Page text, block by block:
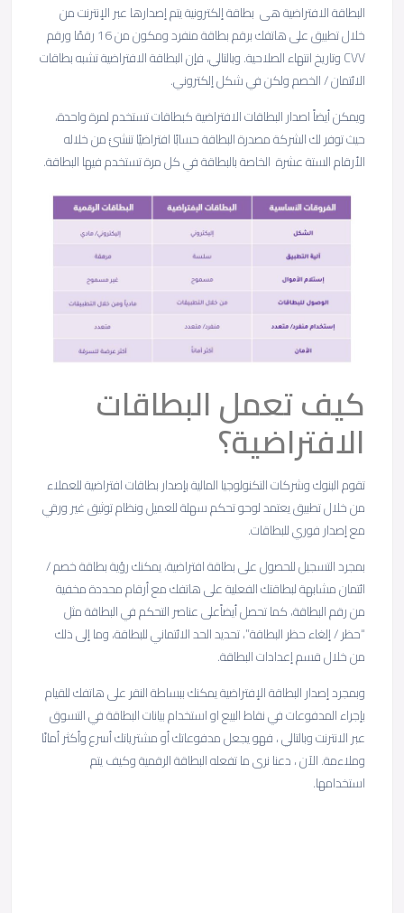
البطاقة الافتراضية هى بطاقة إلكترونية يتم إصدارها عبر الإنترنت من
خلال تطبيق على هاتفك برقم بطاقة منفرد ومكون من 16 رقمًا ورقم
CVV وتاريخ انتهاء الصلاحية. وبالتالي، فإن البطاقة الافتراضية تشبه بطاقات
الائتمان / الخصم ولكن في شكل إلكتروني.
ويمكن أيضاً اصدار البطاقات الافتراضية كبطاقات تستخدم لمرة واحدة،
حيث توفر لك الشركة مصدرة البطاقة حسابًا افتراضيًا تنشئ من خلاله
الأرقام الستة عشرة الخاصة بالبطاقة في كل مرة تستخدم فيها البطاقة.
كيف تعمل البطاقات
الافتراضية؟
تقوم البنوك وشركات التكنولوجيا المالية بإصدار بطاقات افتراضية للعملاء
من خلال تطبيق يعتمد لوحو تحكم سهلة للعميل ونظام توثيق غير ورقي
مع إصدار فوري للبطاقات.
بمجرد التسجيل للحصول على بطاقة افتراضية، يمكنك رؤية بطاقة خصم /
ائتمان مشابهة لبطاقتك الفعلية على هاتفك مع أرقام محددة مخفية
من رقم البطاقة، كما تحصل أيضاًعلى عناصر التحكم في البطاقة مثل
“حظر / إلغاء حظر البطاقة”، تحديد الحد الائتماني للبطاقة، وما إلى ذلك
من خلال قسم إعدادات البطاقة.
وبمجرد إصدار البطاقة الإفتراضية يمكنك ببساطة النقر على هاتفك للقيام
بإجراء المدفوعات في نقاط البيع او استخدام بيانات البطاقة في التسوق
عبر الانترنت وبالتالي ، فهو يجعل مدفوعاتك أو مشترياتك أسرع وأكثر أمانًا
وملاءمة. الآن ، دعنا نرى ما تفعله البطاقة الرقمية وكيف يتم
استخدامها.